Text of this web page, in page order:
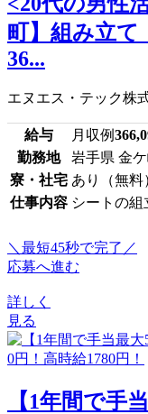
町】組み立て
36...
エヌエス・テック株
給与 月収例
勤務地
岩手県 金
寮・社宅 あり（無料
仕事内容 シートの組
＼最短45秒で完了／
応募へ進む
詳しく
見る
【1年間で手